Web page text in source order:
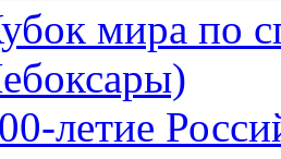
мира по
летие